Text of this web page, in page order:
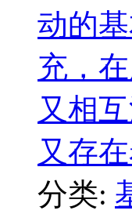
动的
充，
又相
又存
分类: